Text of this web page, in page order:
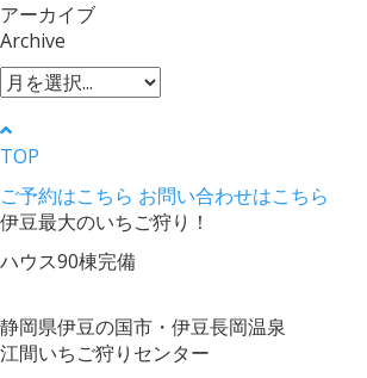
アーカイブ
Archive
TOP
ご予約はこちら お問い合わせはこちら
伊豆最大のいちご狩り！
ハウス90棟完備
静岡県伊豆の国市・伊豆長岡温泉
江間いちご狩りセンター